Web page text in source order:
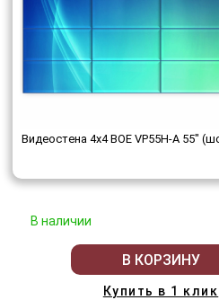
Видеостена 4x4 BOE VP55H-A 55"
В наличии
В КОРЗИНУ
Купить в 1 клик